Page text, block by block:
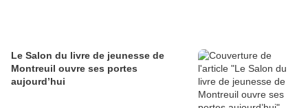
Le Salon du livre de jeunesse de
Montreuil ouvre ses portes
aujourd’hui